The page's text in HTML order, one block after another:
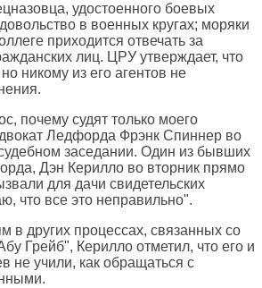
удостоенного боевых
в военных кругах; моряки
приходится отвечать за
лиц. ЦРУ утверждает, что
никому из его агентов не
почему судят только моего
Ледфорда Фрэнк Спиннер во
заседании. Один из бывших
Дэн Керилло во вторник прямо
для дачи свидетельских
что все это неправильно".
в других процессах, связанных со
Грейб", Керилло отметил, что его и
не учили, как обращаться с